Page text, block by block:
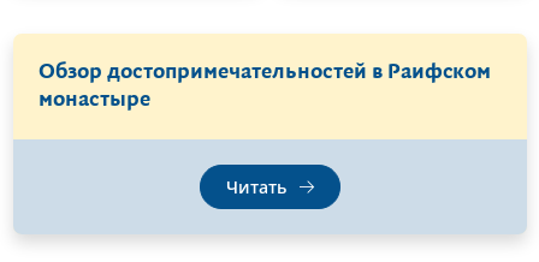
Обзор достопримечательностей в Раифском
монастыре
Читать